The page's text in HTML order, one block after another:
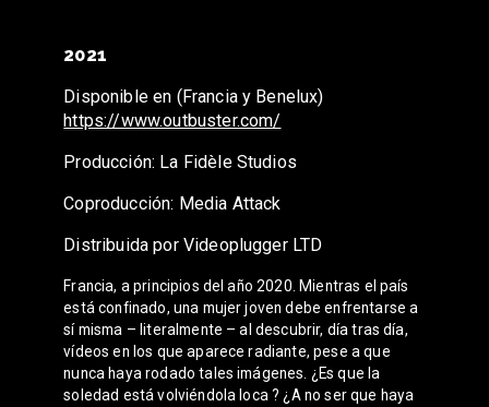
2021
Disponible en (Francia y Benelux)
https://www.outbuster.com/
Producción: La Fidèle Studios
Coproducción: Media Attack
Distribuida por Videoplugger LTD
Francia, a principios del año 2020. Mientras el país
está confinado, una mujer joven debe enfrentarse a
sí misma – literalmente – al descubrir, día tras día,
vídeos en los que aparece radiante, pese a que
nunca haya rodado tales imágenes. ¿Es que la
soledad está volviéndola loca ? ¿A no ser que haya